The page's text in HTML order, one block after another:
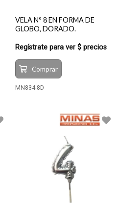
VELA Nº 8 EN FORMA DE
GLOBO, DORADO.
Regístrate para ver $ precios
Comprar
MN834-8D